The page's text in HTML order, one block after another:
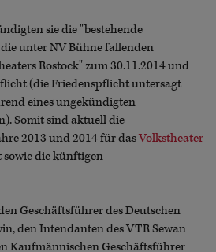
sie die "bestehende
unter NV Bühne fallenden
Rostock" zum 30.11.2014 und
(die Friedenspflicht untersagt
eines ungekündigten
Somit sind aktuell die
2013 und 2014 für dasVolkstheater
die künftigen
Geschäftsführer des Deutschen
den Intendanten des VTR Sewan
Kaufmännischen Geschäftsführer